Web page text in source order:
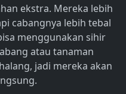
ekstra. Mereka lebih
cabangnya lebih tebal
menggunakan sihir
atau tanaman
jadi mereka akan